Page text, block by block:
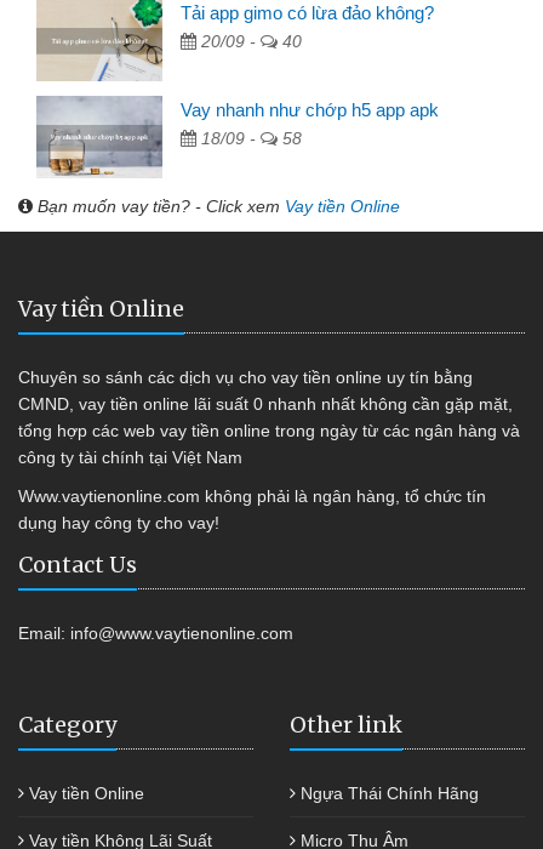
Tải app gimo có lừa đảo không?
20/09 - 40
Vay nhanh như chớp h5 app apk
18/09 - 58
Bạn muốn vay tiền? - Click xem Vay tiền Online
Vay tiền Online
Chuyên so sánh các dịch vụ cho vay tiền online uy tín bằng
CMND, vay tiền online lãi suất 0 nhanh nhất không cần gặp mặt,
tổng hợp các web vay tiền online trong ngày từ các ngân hàng và
công ty tài chính tại Việt Nam
Www.vaytienonline.com không phải là ngân hàng, tổ chức tín
dụng hay công ty cho vay!
Contact Us
Email: info@www.vaytienonline.com
Category
Vay tiền Online
Vay tiền Không Lãi Suất
Other link
Ngựa Thái Chính Hãng
Micro Thu Âm